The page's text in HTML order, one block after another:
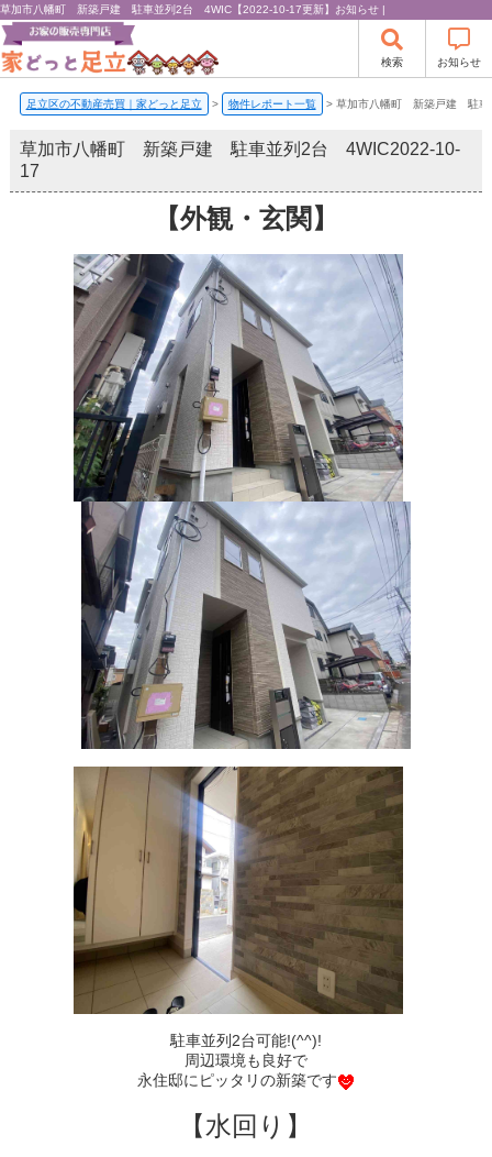
草加市八幡町 新築戸建 駐車並列2台 4WIC【2022-10-17更新】お知らせ |
検索 お知らせ
足立区の不動産売買｜家どっと足立 > 物件レポート一覧 > 草加市八幡町 新築戸建 駐
草加市八幡町 新築戸建 駐車並列2台 4WIC2022-10-
17
【外観・玄関】
駐車並列2台可能!(^^)!
周辺環境も良好で
永住邸にピッタリの新築です
【水回り】